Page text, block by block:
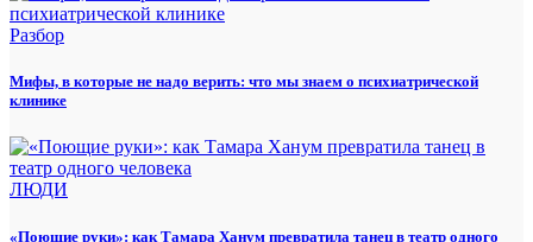
Разбор
Мифы, в которые не надо верить: что мы знаем о психиатрической
клинике
ЛЮДИ
«Поющие руки»: как Тамара Ханум превратила танец в театр одного